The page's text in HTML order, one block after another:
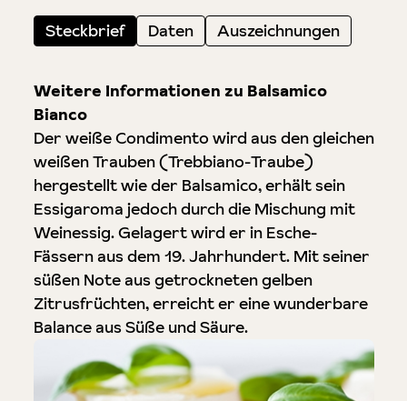
Steckbrief Daten Auszeichnungen
Weitere Informationen zu Balsamico
Bianco
Der weiße Condimento wird aus den gleichen
weißen Trauben (Trebbiano-Traube)
hergestellt wie der Balsamico, erhält sein
Essigaroma jedoch durch die Mischung mit
Weinessig. Gelagert wird er in Esche-
Fässern aus dem 19. Jahrhundert. Mit seiner
süßen Note aus getrockneten gelben
Zitrusfrüchten, erreicht er eine wunderbare
Balance aus Süße und Säure.